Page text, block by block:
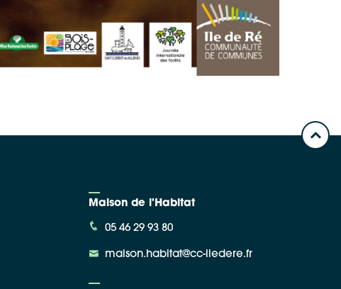
Maison de l'Habitat
05 46 29 93 80
maison.habitat@cc-iledere.fr